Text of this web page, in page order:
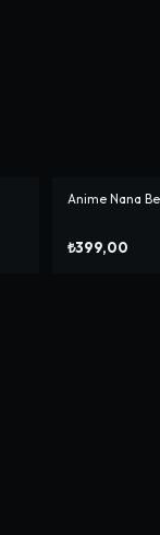
Anime Nana
₺399,00